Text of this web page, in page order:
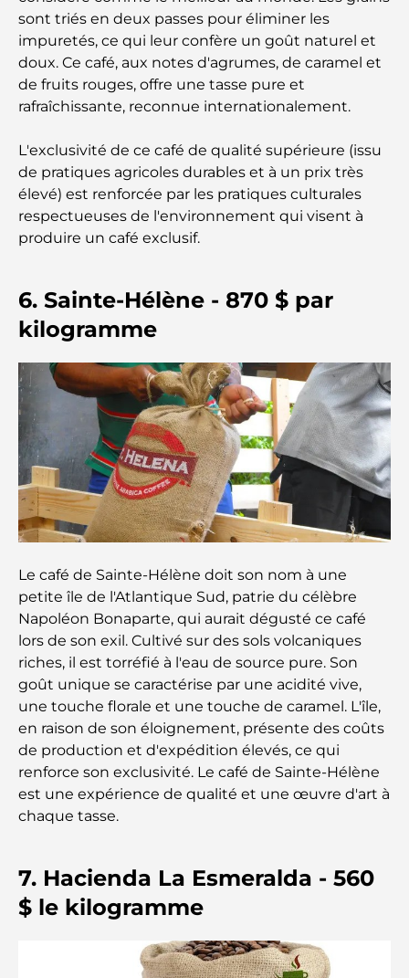
Que faire au DIFC : explorez le quartier le plus
dynamique de Dubaï
Cartes de crédit aux Émirats arabes unis : un guide
Hôpital du DIFC : des soins médicaux de classe
mondiale à Dubaï
Rarest Car in the World: Automotive Legends
Salles de sport au DIFC : quand le fitness
rencontre le style de vie professionnel
Plateformes de trading aux Émirats arabes unis :
un guide pour les investisseurs modernes
Family Beach Club Dubai : Là où divertissement et
détente se rencontrent
Les meilleures écoles IB à Dubaï : un guide
complet pour les parents
Plan directeur de Dubai Hills : une vision pour la
vie communautaire moderne
Restaurant de l'Opéra de Dubaï : Quand la
gastronomie rencontre la culture
Les marques de costumes les plus chères qui
définissent le luxe sur mesure
Restaurants de J1 Beach : la nouvelle destination
gastronomique de luxe à Dubaï
Crèches à Dubai Hills : Guide pour les parents
A Brief Guide to Buying Property in Dubai (2025-
sont triés en deux passes pour éliminer les
impuretés, ce qui leur confère un goût naturel et
doux. Ce café, aux notes d'agrumes, de caramel et
de fruits rouges, offre une tasse pure et
rafraîchissante, reconnue internationalement.
L'exclusivité de ce café de qualité supérieure (issu
de pratiques agricoles durables et à un prix très
élevé) est renforcée par les pratiques culturales
respectueuses de l'environnement qui visent à
produire un café exclusif.
6. Sainte-Hélène - 870 $ par
kilogramme
Le café de Sainte-Hélène doit son nom à une
petite île de l'Atlantique Sud, patrie du célèbre
Napoléon Bonaparte, qui aurait dégusté ce café
lors de son exil. Cultivé sur des sols volcaniques
riches, il est torréfié à l'eau de source pure. Son
goût unique se caractérise par une acidité vive,
une touche florale et une touche de caramel. L'île,
en raison de son éloignement, présente des coûts
de production et d'expédition élevés, ce qui
renforce son exclusivité. Le café de Sainte-Hélène
est une expérience de qualité et une œuvre d'art à
chaque tasse.
7. Hacienda La Esmeralda - 560
$ le kilogramme